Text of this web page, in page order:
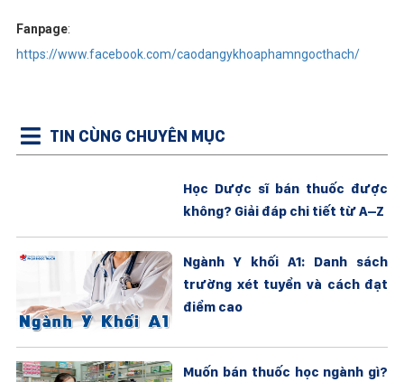
Fanpage:
https://www.facebook.com/caodangykhoaphamngocthach/
TIN CÙNG CHUYÊN MỤC
Học Dược sĩ bán thuốc được
không? Giải đáp chi tiết từ A–Z
Ngành Y khối A1: Danh sách
trường xét tuyển và cách đạt
điểm cao
Muốn bán thuốc học ngành gì?